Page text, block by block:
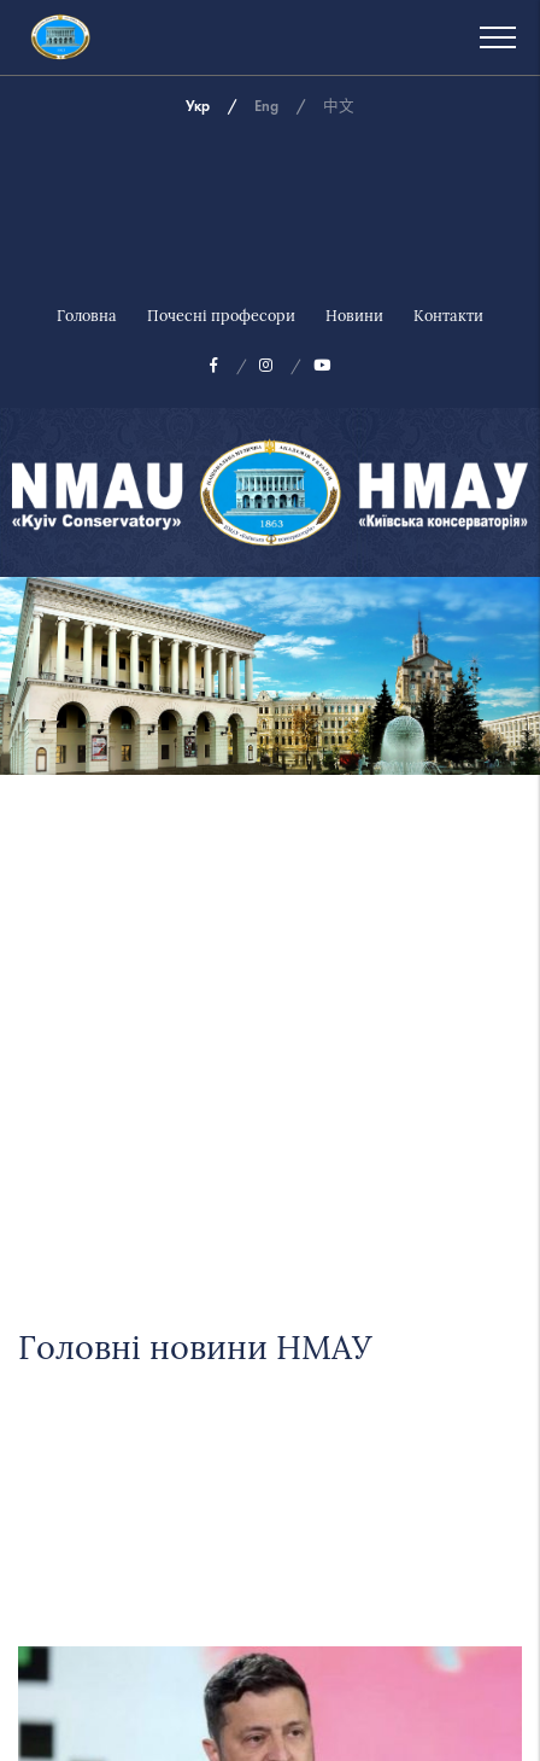
Укр Eng 中文
Головна Почесні професори Новини Контакти
музична
академія
України
Головні новини НМАУ